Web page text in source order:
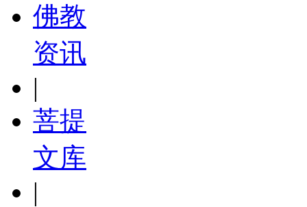
佛教
资讯
|
菩提
文库
|